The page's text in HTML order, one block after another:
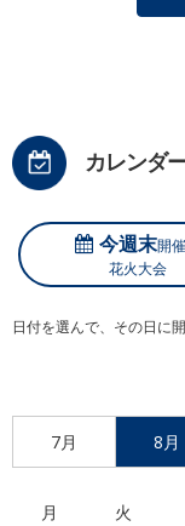
カレンダ
今週末開
花火大会
日付を選んで、その日に
7月 8月
月 火